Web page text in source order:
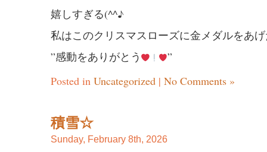
嬉しすぎる(^^♪
私はこのクリスマスローズに金メダルをあ
”感動をありがとう
”
Posted in Uncategorized| No Comments »
積雪☆
Sunday, February 8th, 2026